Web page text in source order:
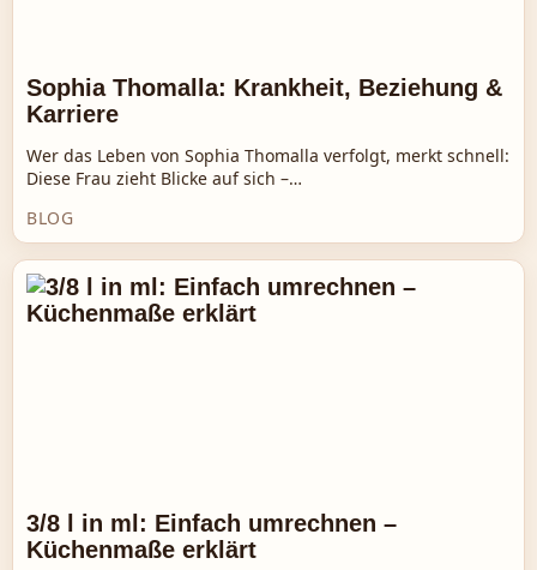
Sophia Thomalla: Krankheit, Beziehung &
Karriere
Wer das Leben von Sophia Thomalla verfolgt, merkt schnell:
Diese Frau zieht Blicke auf sich –…
BLOG
3/8 l in ml: Einfach umrechnen –
Küchenmaße erklärt